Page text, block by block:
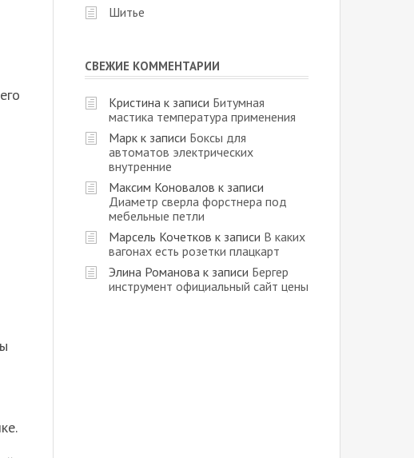
Шитье
СВЕЖИЕ КОММЕНТАРИИ
Кристина к записи Битумная
мастика температура применения
Марк к записи Боксы для
автоматов электрических
внутренние
Максим Коновалов к записи
Диаметр сверла форстнера под
мебельные петли
Марсель Кочетков к записи В каких
вагонах есть розетки плацкарт
Элина Романова к записи Бергер
инструмент официальный сайт цены